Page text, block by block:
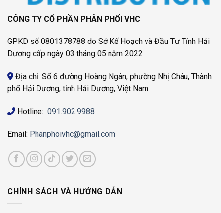
CÔNG TY CỔ PHẦN PHÂN PHỐI VHC
GPKD số 0801378788 do Sở Kế Hoạch và Đầu Tư Tỉnh Hải
Dương cấp ngày 03 tháng 05 năm 2022
Địa chỉ: Số 6 đường Hoàng Ngân, phường Nhị Châu, Thành
phố Hải Dương, tỉnh Hải Dương, Việt Nam
Hotline: 091.902.9988
Email: Phanphoivhc@gmail.com
CHÍNH SÁCH VÀ HƯỚNG DẪN